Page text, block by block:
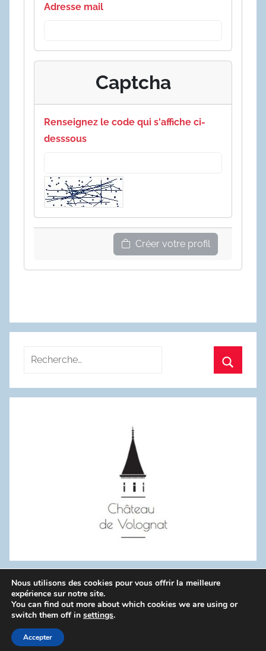
Adresse mail
Captcha
Renseignez le code qui s'affiche ci-
desssous
Créer votre profil
Recherche
:
WordPress Theme: Donovan by ThemeZee.
Politique de confidentialité
Nous utilisons des cookies pour vous offrir la meilleure
expérience sur notre site.
You can find out more about which cookies we are using or
switch them off in settings.
Accepter